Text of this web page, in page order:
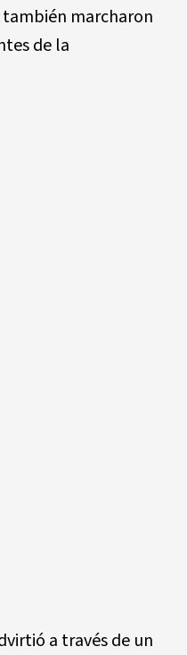
marcharon
de la
a través de un